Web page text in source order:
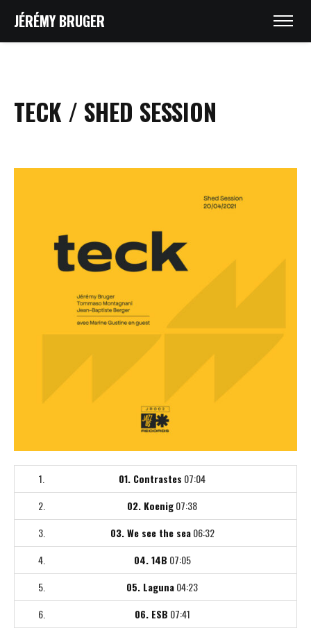
JÉRÉMY BRUGER
TECK / SHED SESSION
1. 01. Contrastes 07:04
2.
02. Koenig07:38
3.
03. We see the sea 06:32
4.
04. 14B 07:05
5.
05. Laguna04:23
6.
06. ESB 07:41